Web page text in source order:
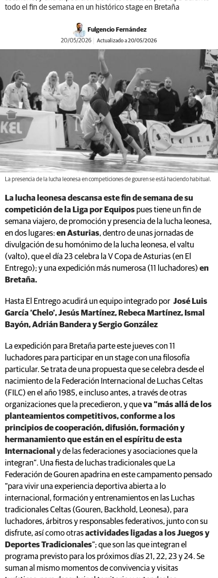
todo el fin de semana en un histórico stage en Bretaña
Fulgencio Fernández
20/05/2026 Actualizado a 20/05/2026
La presencia de la lucha leonesa en competiciones de gouren se está haciendo habitual.
La lucha leonesa descansa este fin de semana de su
competición de la Liga por Equipos pues tiene un fin de
semana viajero, de promoción y presencia de la lucha leonesa,
en dos lugares: en Asturias, dentro de unas jornadas de
divulgación de su homónimo de la lucha leonesa, el valtu
(valto), que el día 23 celebra la V Copa de Asturias (en El
Entrego); y una expedición más numerosa (11 luchadores) en
Bretaña.
Hasta El Entrego acudirá un equipo integrado por José Luis
García ‘Chelo’, Jesús Martínez, Rebeca Martínez, Ismal
Bayón, Adrián Bandera y Sergio González
La expedición para Bretaña parte este jueves con 11
luchadores para participar en un stage con una filosofía
particular. Se trata de una propuesta que se celebra desde el
nacimiento de la Federación Internacional de Luchas Celtas
(FILC) en el año 1985, e incluso antes, a través de otras
organizaciones que la precedieron, y queva “más allá de los
planteamientos competitivos, conforme a los
principios de cooperación, difusión, formación y
hermanamiento que están en el espíritu de esta
Internacional y de las federaciones y asociaciones que la
integran”. Una fiesta de luchas tradicionales que La
Federación de Gouren apadrina en este campamento pensado
“para vivir una experiencia deportiva abierta a lo
internacional, formación y entrenamientos en las Luchas
tradicionales Celtas (Gouren, Backhold, Leonesa), para
luchadores, árbitros y responsables federativos, junto con su
disfrute, así como otrasactividades ligadas a los Juegos y
Deportes Tradicionales”; que son las que integran el
programa previsto para los próximos días 21, 22, 23 y 24. Se
suman al mismo momentos de convivencia y visitas